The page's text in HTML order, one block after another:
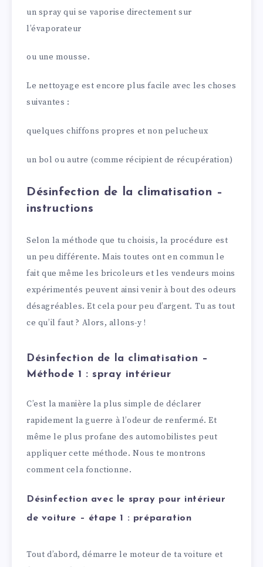
un spray qui se vaporise directement sur
l’évaporateur
ou une mousse.
Le nettoyage est encore plus facile avec les choses
suivantes :
quelques chiffons propres et non pelucheux
un bol ou autre (comme récipient de récupération)
Désinfection de la climatisation –
instructions
Selon la méthode que tu choisis, la procédure est
un peu différente. Mais toutes ont en commun le
fait que même les bricoleurs et les vendeurs moins
expérimentés peuvent ainsi venir à bout des odeurs
désagréables. Et cela pour peu d’argent. Tu as tout
ce qu’il faut ? Alors, allons-y !
Désinfection de la climatisation –
Méthode 1 : spray intérieur
C’est la manière la plus simple de déclarer
rapidement la guerre à l’odeur de renfermé. Et
même le plus profane des automobilistes peut
appliquer cette méthode. Nous te montrons
comment cela fonctionne.
Désinfection avec le spray pour intérieur
de voiture – étape 1 : préparation
Tout d’abord, démarre le moteur de ta voiture et